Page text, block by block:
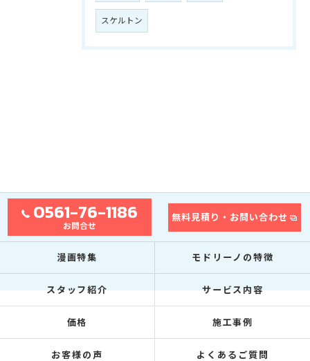
スケルトン
0561-76-1186
お問合せ
無料見積り・お問い合わせ
漫画特集 モドリーノの特徴
スタッフ紹介 サービス内容
価格 施工事例
お客様の声 よくあるご質問